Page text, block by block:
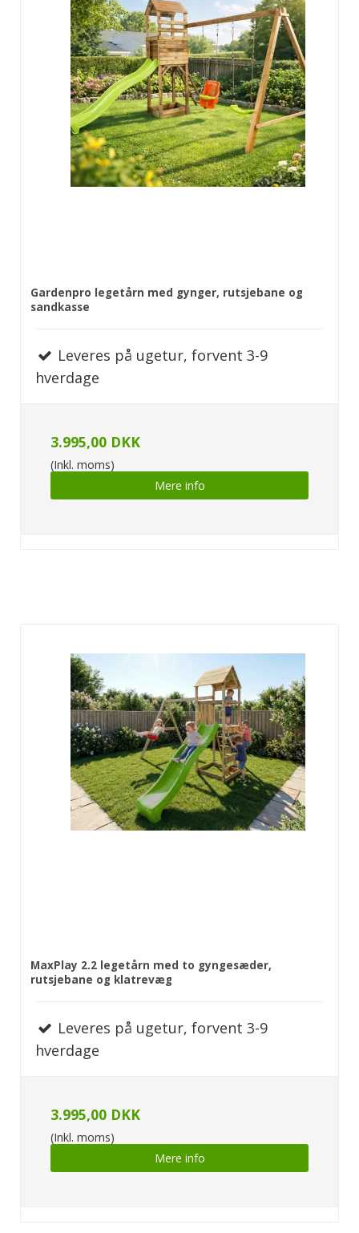
Gardenpro legetårn med gynger, rutsjebane og
sandkasse
Leveres på ugetur, forvent 3-9
hverdage
3.995,00 DKK
(Inkl. moms)
Mere info
MaxPlay 2.2 legetårn med to gyngesæder,
rutsjebane og klatrevæg
Leveres på ugetur, forvent 3-9
hverdage
3.995,00 DKK
(Inkl. moms)
Mere info